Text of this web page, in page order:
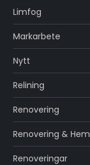
Limfog
Markarbete
Nytt
Relining
Renovering
Renovering & Hem
Renoveringar